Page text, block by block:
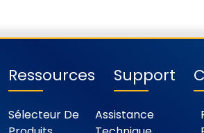
Ressources
Sélecteur De
Support
Assistance